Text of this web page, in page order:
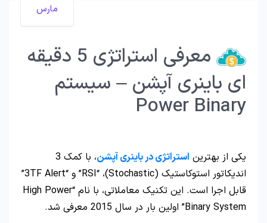
مارس
معرفی استراتژی 5 دقیقه
ای باینری آپشن – سیستم
Power Binary
یکی از بهترین استراتژی در باینری آپشن
، با کمک 3
اندیکاتور استوکاستیک (Stochastic)، “RSI” و “3TF Alert”
قابل اجرا است. این تکنیک معاملاتی، با نام “High Power
Binary System” اولین بار در سال 2015 معرفی شد.